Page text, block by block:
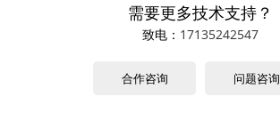
需要更多技术支持？
致电： 17135242547
合作咨询 问题咨询